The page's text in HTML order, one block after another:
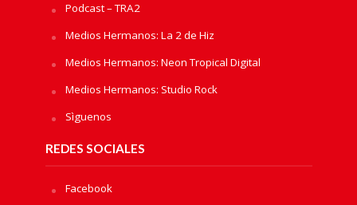
Podcast – TRA2
Medios Hermanos: La 2 de Hiz
Medios Hermanos: Neon Tropical Digital
Medios Hermanos: Studio Rock
Sìguenos
REDES SOCIALES
Facebook